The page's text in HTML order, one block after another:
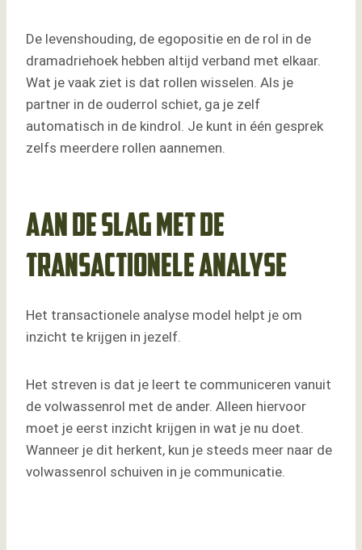
De levenshouding, de egopositie en de rol in de
dramadriehoek hebben altijd verband met elkaar.
Wat je vaak ziet is dat rollen wisselen. Als je
partner in de ouderrol schiet, ga je zelf
automatisch in de kindrol. Je kunt in één gesprek
zelfs meerdere rollen aannemen.
Aan de slag met de
transactionele analyse
Het transactionele analyse model helpt je om
inzicht te krijgen in jezelf.
Het streven is dat je leert te communiceren vanuit
de volwassenrol met de ander. Alleen hiervoor
moet je eerst inzicht krijgen in wat je nu doet.
Wanneer je dit herkent, kun je steeds meer naar de
volwassenrol schuiven in je communicatie.